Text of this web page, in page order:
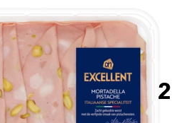
2